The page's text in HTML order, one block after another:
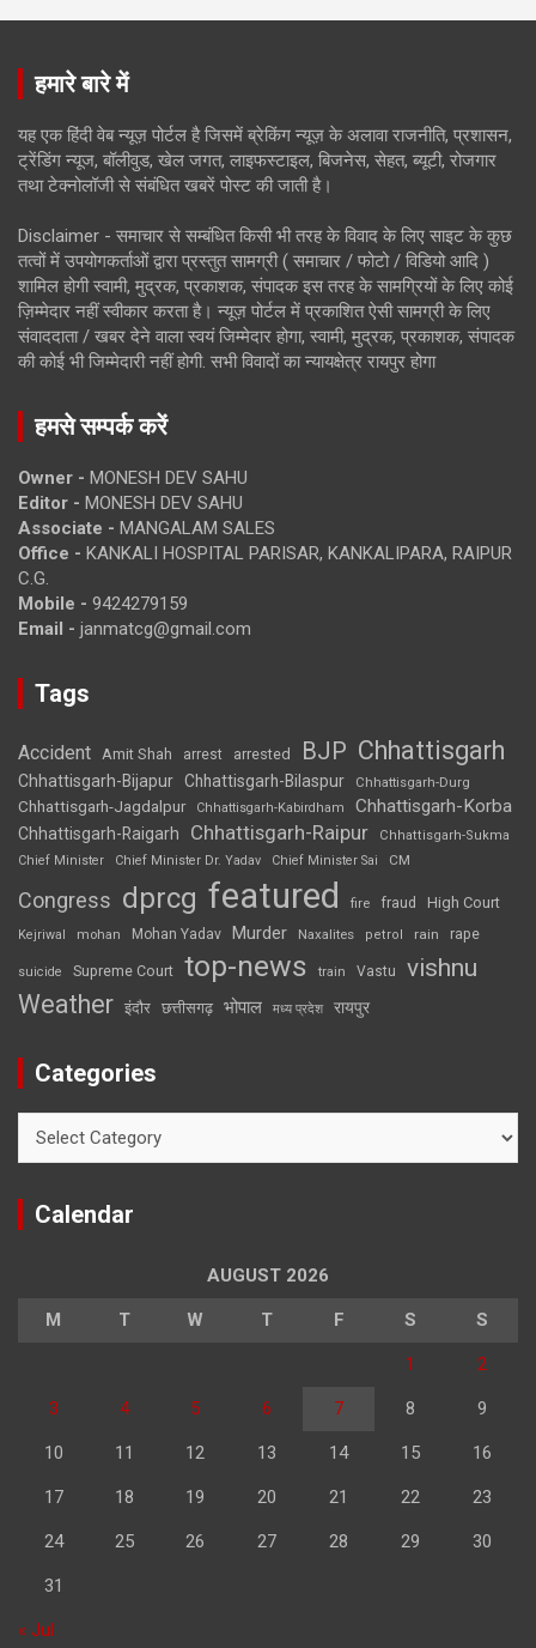
हमारे बारे में
यह एक हिंदी वेब न्यूज़ पोर्टल है जिसमें ब्रेकिंग न्यूज़ के अलावा राजनीति, प्रशासन,
ट्रेंडिंग न्यूज, बॉलीवुड, खेल जगत, लाइफस्टाइल, बिजनेस, सेहत, ब्यूटी, रोजगार
तथा टेक्नोलॉजी से संबंधित खबरें पोस्ट की जाती है।
Disclaimer - समाचार से सम्बंधित किसी भी तरह के विवाद के लिए साइट के कुछ
तत्वों में उपयोगकर्ताओं द्वारा प्रस्तुत सामग्री ( समाचार / फोटो / विडियो आदि )
शामिल होगी स्वामी, मुद्रक, प्रकाशक, संपादक इस तरह के सामग्रियों के लिए कोई
ज़िम्मेदार नहीं स्वीकार करता है। न्यूज़ पोर्टल में प्रकाशित ऐसी सामग्री के लिए
संवाददाता / खबर देने वाला स्वयं जिम्मेदार होगा, स्वामी, मुद्रक, प्रकाशक, संपादक
की कोई भी जिम्मेदारी नहीं होगी. सभी विवादों का न्यायक्षेत्र रायपुर होगा
हमसे सम्पर्क करें
Owner - MONESH DEV SAHU
Editor - MONESH DEV SAHU
Associate - MANGALAM SALES
Office - KANKALI HOSPITAL PARISAR, KANKALIPARA, RAIPUR
C.G.
Mobile - 9424279159
Email - janmatcg@gmail.com
Tags
Accident Amit Shah arrest arrested BJP Chhattisgarh
Chhattisgarh-Bijapur Chhattisgarh-Bilaspur Chhattisgarh-Durg
Chhattisgarh-Jagdalpur Chhattisgarh-Kabirdham Chhattisgarh-Korba
Chhattisgarh-Raigarh Chhattisgarh-Raipur
Chhattisgarh-Sukma
Chief Minister
Chief Minister Dr. Yadav Chief Minister Sai CM
Congress dprcg featured fire fraud High Court
Kejriwal mohan Mohan Yadav Murder Naxalites petrol rain rape
suicide Supreme Court top-news train Vastu vishnu
Weather इंदौर छत्तीसगढ़ भोपाल मध्य प्रदेश रायपुर
Categories
Calendar
AUGUST 2026
M T W T F S S
1 2
3 4 5 6 7 8 9
10 11 12 13 14 15 16
17 18 19 20 21 22 23
24 25 26 27 28 29 30
31
« Jul